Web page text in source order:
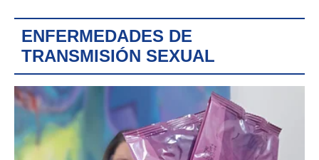
ENFERMEDADES DE
TRANSMISIÓN SEXUAL